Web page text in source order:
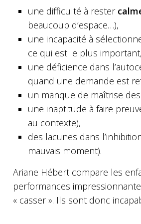
une difficulté à rester
beaucoup d’espace…),
une incapacité à
ce qui est le plus important,
une déficience dans
quand une demande est
un manque de maîtrise des
une inaptitude à faire
au contexte),
des lacunes dans
mauvais moment).
Ariane Hébert compare les
performances
« casser ». Ils sont donc